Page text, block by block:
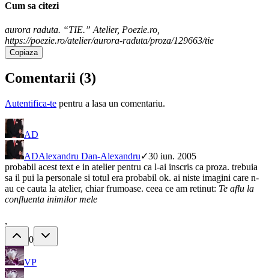
Cum sa citezi
aurora raduta. “TIE.” Atelier, Poezie.ro,
https://poezie.ro/atelier/aurora-raduta/proza/129663/tie
Copiaza
Comentarii (3)
Autentifica-te pentru a lasa un comentariu.
AD
ADAlexandru Dan-Alexandru✓30 iun. 2005
probabil acest text e in atelier pentru ca l-ai inscris ca proza. trebuia
sa il pui la personale si totul era probabil ok. ai niste imagini care n-
au ce cauta la atelier, chiar frumoase. ceea ce am retinut: Te aflu la
confluenta inimilor mele
,
0
VP